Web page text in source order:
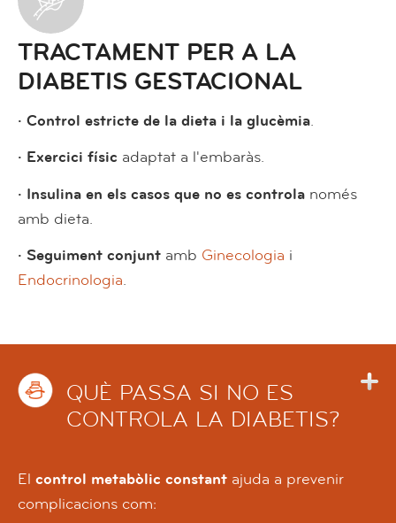
TRACTAMENT PER A LA
DIABETIS GESTACIONAL
· Control estricte de la dieta i la glucèmia.
· Exercici físic adaptat a l'embaràs.
· Insulina en els casos que no es controla només
amb dieta.
· Seguiment conjunt amb Ginecologia i
Endocrinologia.
QUÈ PASSA SI NO ES
CONTROLA LA DIABETIS?
El control metabòlic constant ajuda a prevenir
complicacions com: